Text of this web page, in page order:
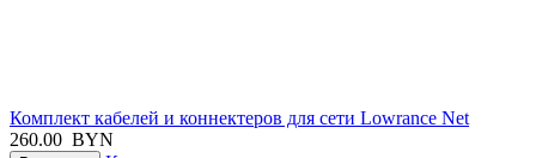
Комплект кабелей и коннектеров для сети Lowrance Net
260.00 BYN